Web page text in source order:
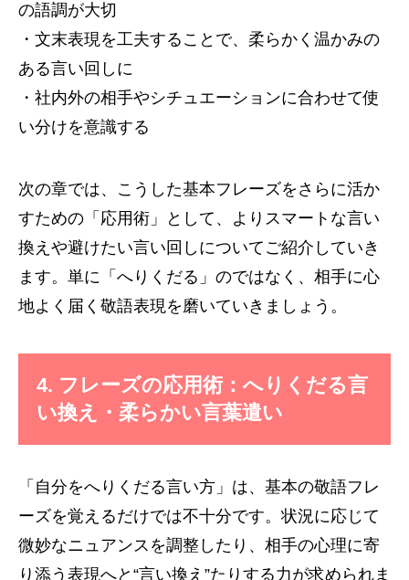
の語調が大切
・文末表現を工夫することで、柔らかく温かみの
ある言い回しに
・社内外の相手やシチュエーションに合わせて使
い分けを意識する
次の章では、こうした基本フレーズをさらに活か
すための「応用術」として、よりスマートな言い
換えや避けたい言い回しについてご紹介していき
ます。単に「へりくだる」のではなく、相手に心
地よく届く敬語表現を磨いていきましょう。
4. フレーズの応用術：へりくだる言
い換え・柔らかい言葉遣い
「自分をへりくだる言い方」は、基本の敬語フレ
ーズを覚えるだけでは不十分です。状況に応じて
微妙なニュアンスを調整したり、相手の心理に寄
り添う表現へと“言い換え”たりする力が求められま